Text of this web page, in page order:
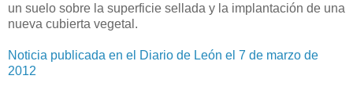
un suelo sobre la superficie sellada y la implantación de una
nueva cubierta vegetal.
Noticia publicada en el Diario de León el 7 de marzo de
2012